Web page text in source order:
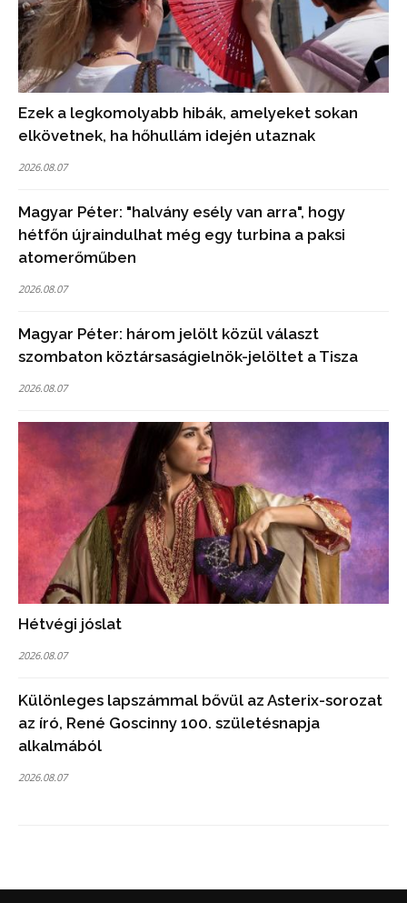
Ezek a legkomolyabb hibák, amelyeket sokan
elkövetnek, ha hőhullám idején utaznak
2026.08.07
Magyar Péter: "halvány esély van arra", hogy
hétfőn újraindulhat még egy turbina a paksi
atomerőműben
2026.08.07
Magyar Péter: három jelölt közül választ
szombaton köztársaságielnök-jelöltet a Tisza
2026.08.07
Hétvégi jóslat
2026.08.07
Különleges lapszámmal bővül az Asterix-sorozat
az író, René Goscinny 100. születésnapja
alkalmából
2026.08.07